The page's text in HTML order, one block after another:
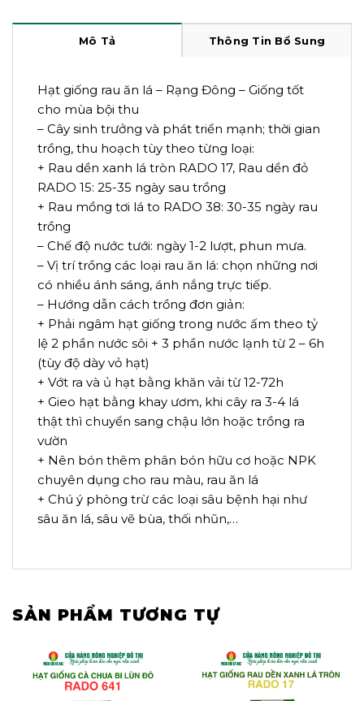
Mô Tả Thông Tin Bổ Sung
Hạt giống rau ăn lá – Rạng Đông – Giống tốt
cho mùa bội thu
– Cây sinh trưởng và phát triển mạnh; thời gian
trồng, thu hoạch tùy theo từng loại:
+ Rau dền xanh lá tròn RADO 17, Rau dền đỏ
RADO 15: 25-35 ngày sau trồng
+ Rau mồng tơi lá to RADO 38: 30-35 ngày rau
trồng
– Chế độ nước tưới: ngày 1-2 lượt, phun mưa.
– Vị trí trồng các loại rau ăn lá: chọn những nơi
có nhiều ánh sáng, ánh nắng trực tiếp.
– Hướng dẫn cách trồng đơn giản:
+ Phải ngâm hạt giống trong nước ấm theo tỷ
lệ 2 phần nước sôi + 3 phần nước lạnh từ 2 – 6h
(tùy độ dày vỏ hạt)
+ Vớt ra và ủ hạt bằng khăn vải từ 12-72h
+ Gieo hạt bằng khay ươm, khi cây ra 3-4 lá
thật thì chuyển sang chậu lớn hoặc trồng ra
vườn
+ Nên bón thêm phân bón hữu cơ hoặc NPK
chuyên dụng cho rau màu, rau ăn lá
+ Chú ý phòng trừ các loại sâu bệnh hại như
sâu ăn lá, sâu vẽ bùa, thối nhũn,…
SẢN PHẨM TƯƠNG TỰ